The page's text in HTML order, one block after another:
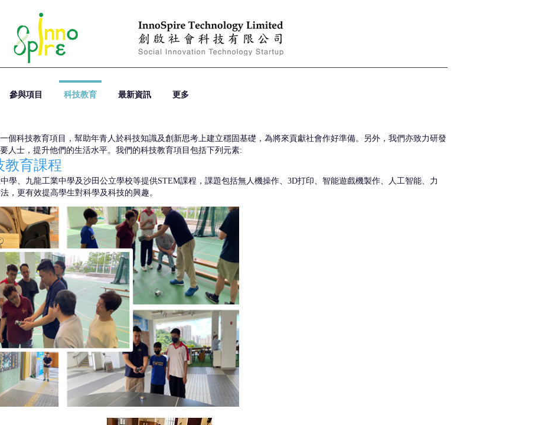
參與項目 科技教育 最新資訊 更多
個科技教育項目，幫助年青人於科技知識及創新思考上建立穩固基礎，為將來貢獻社會作好準備。另外，我們亦致力研發
人士，提升他們的生活水平。 我們的科技教育項目包括下列元素:
教育課程
學、九龍工業中學及沙田公立學校等提供STEM課程，課題包括無人機操作、3D打印、智能遊戲機製作、人工智能、力
，更有效提高學生對科學及科技的興趣。